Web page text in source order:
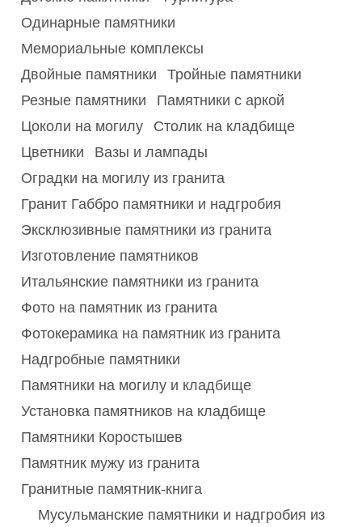
Одинарные памятники
Мемориальные комплексы
Двойные памятники
Тройные памятники
Резные памятники
Памятники с аркой
Цоколи на могилу
Столик на кладбище
Цветники
Вазы и лампады
Оградки на могилу из гранита
Гранит Габбро памятники и надгробия
Эксклюзивные памятники из гранита
Изготовление памятников
Итальянские памятники из гранита
Фото на памятник из гранита
Фотокерамика на памятник из гранита
Надгробные памятники
Памятники на могилу и кладбище
Установка памятников на кладбище
Памятники Коростышев
Памятник мужу из гранита
Гранитные памятник-книга
Мусульманские памятники и надгробия из